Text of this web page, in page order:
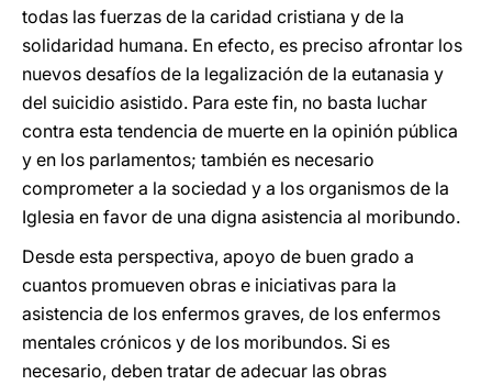
todas las fuerzas de la caridad cristiana y de la
solidaridad humana. En efecto, es preciso afrontar los
nuevos desafíos de la legalización de la eutanasia y
del suicidio asistido. Para este fin, no basta luchar
contra esta tendencia de muerte en la opinión pública
y en los parlamentos; también es necesario
comprometer a la sociedad y a los organismos de la
Iglesia en favor de una digna asistencia al moribundo.
Desde esta perspectiva, apoyo de buen grado a
cuantos promueven obras e iniciativas para la
asistencia de los enfermos graves, de los enfermos
mentales crónicos y de los moribundos. Si es
necesario, deben tratar de adecuar las obras